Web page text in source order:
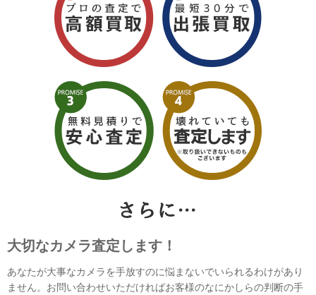
大切なカメラ査定します！
あなたが大事なカメラを手放すのに悩まないでいられるわけがあり
ません。お問い合わせいただければお客様のなにかしらの判断の手